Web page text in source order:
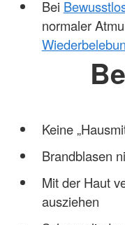
Bei
normaler
Keine
Brandblasen
Mit der Haut
ausziehen